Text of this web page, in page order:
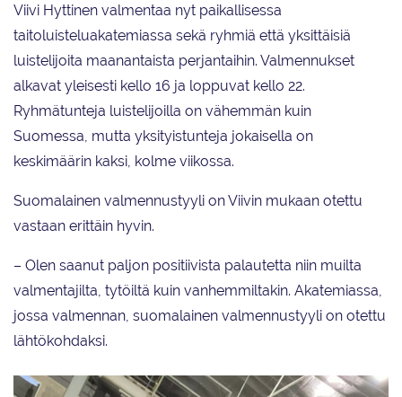
Viivi Hyttinen valmentaa nyt paikallisessa
taitoluisteluakatemiassa sekä ryhmiä että yksittäisiä
luistelijoita maanantaista perjantaihin. Valmennukset
alkavat yleisesti kello 16 ja loppuvat kello 22.
Ryhmätunteja luistelijoilla on vähemmän kuin
Suomessa, mutta yksityistunteja jokaisella on
keskimäärin kaksi, kolme viikossa.
Suomalainen valmennustyyli on Viivin mukaan otettu
vastaan erittäin hyvin.
– Olen saanut paljon positiivista palautetta niin muilta
valmentajilta, tytöiltä kuin vanhemmiltakin. Akatemiassa,
jossa valmennan, suomalainen valmennustyyli on otettu
lähtökohdaksi.